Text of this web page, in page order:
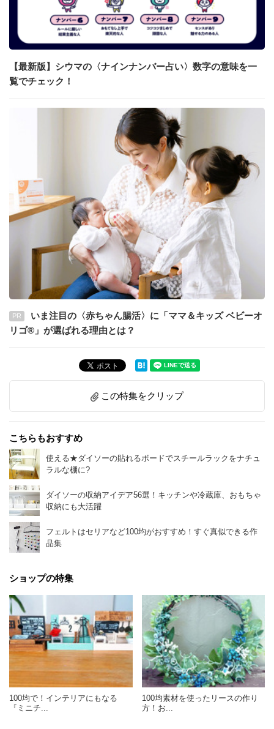
【最新版】シウマの〈ナインナンバー占い〉数字の意味を一
覧でチェック！
PR
いま注目の〈赤ちゃん腸活〉に「ママ＆キッズ ベビーオ
リゴ®」が選ばれる理由とは？
この特集をクリップ
こちらもおすすめ
使える★ダイソーの貼れるボードでスチールラックをナチュ
ラルな棚に?
ダイソーの収納アイデア56選！キッチンや冷蔵庫、おもちゃ
収納にも大活躍
フェルトはセリアなど100均がおすすめ！すぐ真似できる作
品集
ショップの特集
100均で！インテリアにもなる
『ミニチ...
100均素材を使ったリースの作り
方！お...